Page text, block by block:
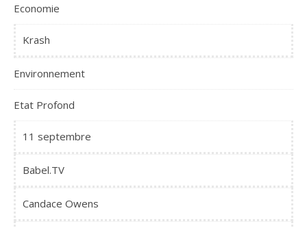
Economie
Krash
Environnement
Etat Profond
11 septembre
Babel.TV
Candace Owens